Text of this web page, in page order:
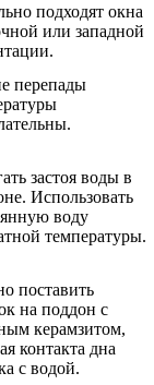
подходят окна
или западной
перепады
застоя воды в
Использовать
воду
температуры.
поставить
на поддон с
керамзитом,
контакта дна
с водой.